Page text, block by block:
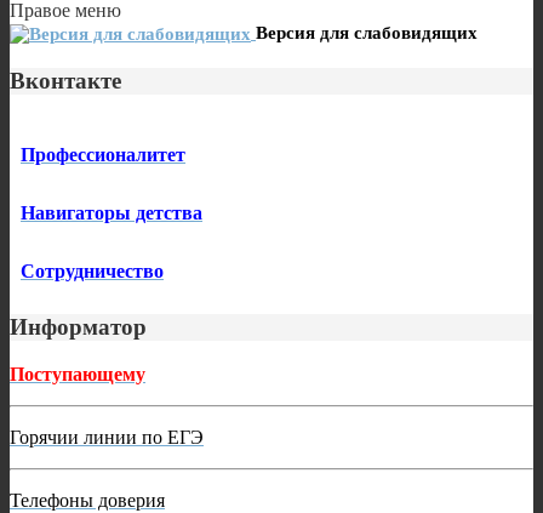
Правое меню
Версия для слабовидящих
Вконтакте
Профессионалитет
Навигаторы детства
Сотрудничество
Информатор
Поступающему
Горячии линии по ЕГЭ
Телефоны доверия